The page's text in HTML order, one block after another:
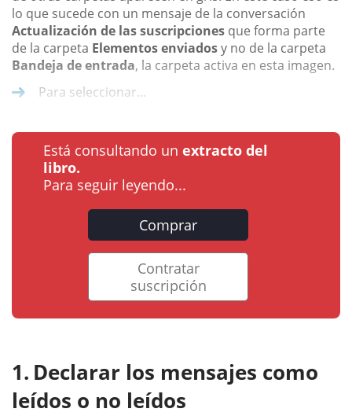
lo que sucede con un mensaje de la conversación
Actualización de las suscripciones que forma parte
de la carpeta Elementos enviadosy no de la carpeta
Bandeja de entrada, la carpeta activa en esta imagen.
Para seleccionar...
Está consultando un extracto del
libro.
Para seguir leyendo...
Comprar
Contratar
suscripción
Declarar los mensajes como
leídos o no leídos